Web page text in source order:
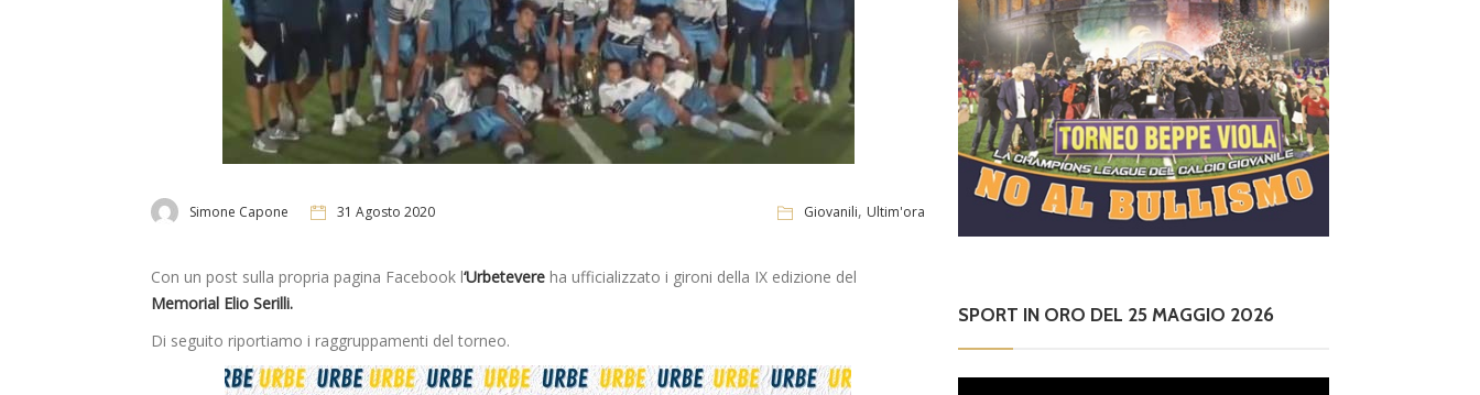
Simone Capone 31 Agosto 2020 Giovanili, Ultim'ora
Con un post sulla propria pagina Facebook l‘Urbetevere ha ufficializzato i gironi della IX edizione del
Memorial Elio Serilli.
Di seguito riportiamo i raggruppamenti del torneo.
SPORT IN ORO DEL 25 MAGGIO 2026